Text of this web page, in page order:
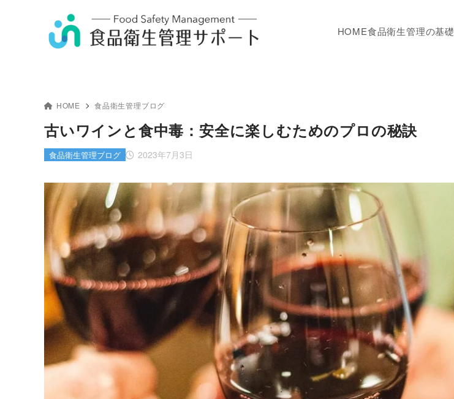
HOME食品衛生管理の基礎
HOME 食品衛生管理ブログ
古いワインと食中毒：安全に楽しむためのプロの秘訣
2023年7月3日
食品衛生管理ブログ